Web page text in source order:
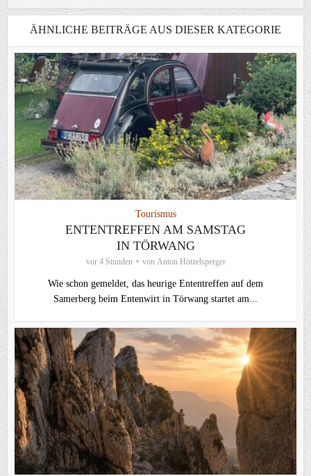
ÄHNLICHE BEITRÄGE AUS DIESER KATEGORIE
Tourismus
ENTENTREFFEN AM SAMSTAG
IN TÖRWANG
vor 4 Stunden von Anton Hötzelsperger
Wie schon gemeldet, das heurige Ententreffen auf dem
Samerberg beim Entenwirt in Törwang startet am...